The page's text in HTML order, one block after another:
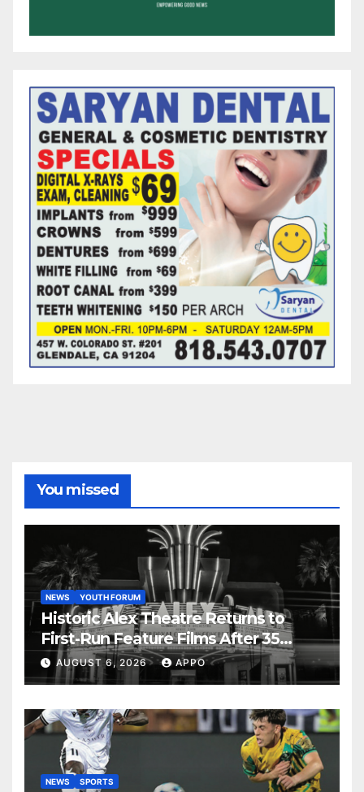
You missed
NEWS YOUTH FORUM
Historic Alex Theatre Returns to
First-Run Feature Films After 35
Years
AUGUST 6, 2026 APPO
NEWS SPORTS